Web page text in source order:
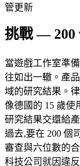
管更新
挑戰 — 200
當遊戲工作室準
往如出一轍。產
域的研究結果。
像德國的 15 歲使
研究結果交還給
過去,要在 200 個
審查與六位數的
科技公司就因違